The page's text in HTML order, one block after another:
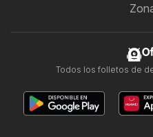
Todos los folletos de